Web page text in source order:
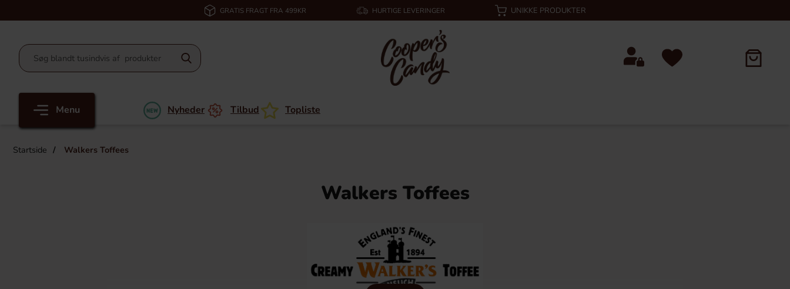
GRATIS FRAGT FRA 499KR HURTIGE LEVERINGER UNIKKE PRODUKTER
Menu Nyheder Tilbud Topliste
Startside Walkers Toffees
Walkers Toffees